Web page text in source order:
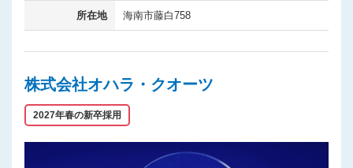
所在地 海南市藤白758
株式会社オハラ・クオーツ
2027年春の新卒採用